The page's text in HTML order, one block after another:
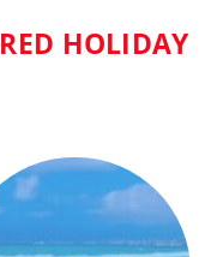
RED HOLIDAY